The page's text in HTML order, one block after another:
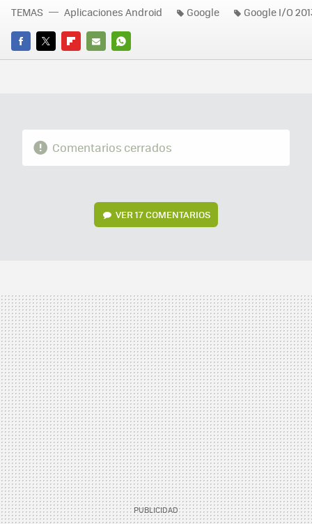
FACEBOOK
TWITTERFLIPBOARD
E-
WHATSAPP
TEMAS Aplicaciones Android Google Google I/O
Comentarios cerrados
VER17 COMENTARIOS